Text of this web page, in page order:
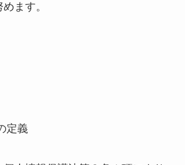
ます。
定義